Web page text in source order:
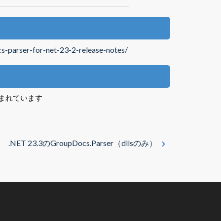
parser-for-net-23-2-release-notes/
れています
.NET 23.3のGroupDocs.Parser（dllsのみ）